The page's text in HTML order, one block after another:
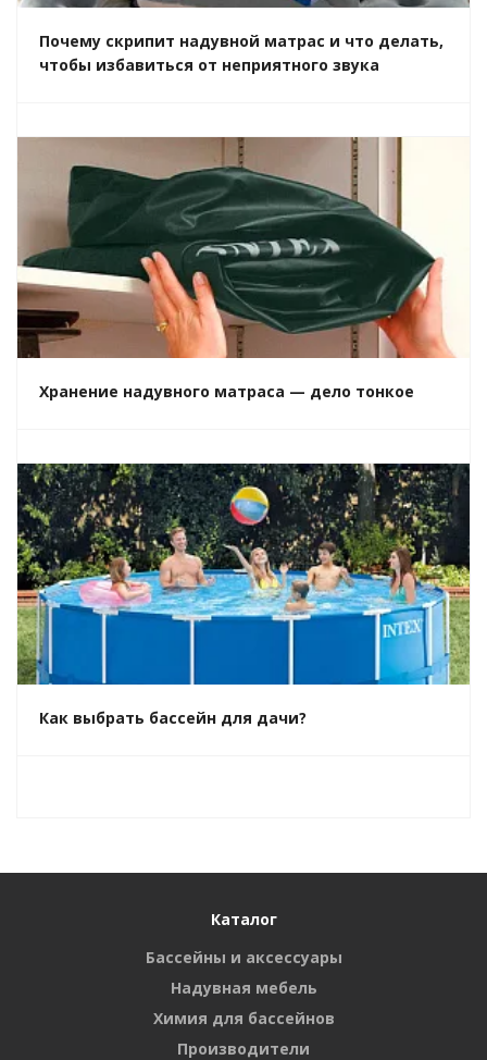
Почему скрипит надувной матрас и что делать,
чтобы избавиться от неприятного звука
Хранение надувного матраса — дело тонкое
Как выбрать бассейн для дачи?
Каталог
Бассейны и аксессуары
Надувная мебель
Химия для бассейнов
Производители